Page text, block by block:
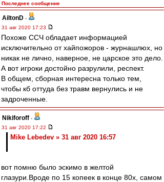
Последнее сообщение
AiltonD -
31 авг 2020 17:23
Похоже ССЧ обладает информацией
исключительно от хайпожоров - журнашлюх, но
никак не лично, наверное, не царское это дело.
А вот игроки достойно разрулили, респект.
В общем, сборная интересна только тем,
чтобы кб оттуда без травм вернулись и не
задроченные.
Nikiforoff -
31 авг 2020 17:22
Mike Lebedev » 31 авг 2020 16:57
вот помню было эскимо в желтой
глазури.Вроде по 15 копеек в конце 80х, самом